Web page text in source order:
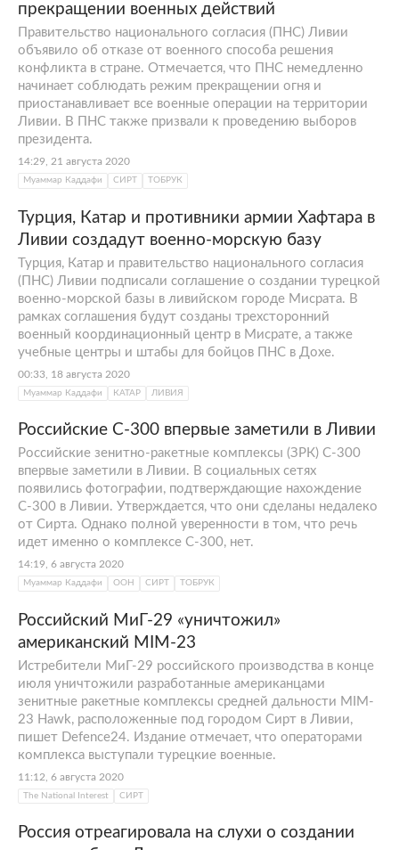
прекращении военных действий
Правительство национального согласия (ПНС) Ливии
объявило об отказе от военного способа решения
конфликта в стране. Отмечается, что ПНС немедленно
начинает соблюдать режим прекращении огня и
приостанавливает все военные операции на территории
Ливии. В ПНС также призвали к проведению выборов
президента.
14:29, 21 августа 2020
Муаммар Каддафи СИРТ ТОБРУК
Турция, Катар и противники армии Хафтара в
Ливии создадут военно-морскую базу
Турция, Катар и правительство национального согласия
(ПНС) Ливии подписали соглашение о создании турецкой
военно-морской базы в ливийском городе Мисрата. В
рамках соглашения будут созданы трехсторонний
военный координационный центр в Мисрате, а также
учебные центры и штабы для бойцов ПНС в Дохе.
00:33, 18 августа 2020
Муаммар Каддафи КАТАР ЛИВИЯ
Российские С-300 впервые заметили в Ливии
Российские зенитно-ракетные комплексы (ЗРК) С-300
впервые заметили в Ливии. В социальных сетях
появились фотографии, подтверждающие нахождение
С-300 в Ливии. Утверждается, что они сделаны недалеко
от Сирта. Однако полной уверенности в том, что речь
идет именно о комплексе С-300, нет.
14:19, 6 августа 2020
Муаммар Каддафи ООН СИРТ ТОБРУК
Российский МиГ-29 «уничтожил»
американский MIM-23
Истребители МиГ-29 российского производства в конце
июля уничтожили разработанные американцами
зенитные ракетные комплексы средней дальности MIM-
23 Hawk, расположенные под городом Сирт в Ливии,
пишет Defence24. Издание отмечает, что операторами
комплекса выступали турецкие военные.
11:12, 6 августа 2020
The National Interest СИРТ
Россия отреагировала на слухи о создании